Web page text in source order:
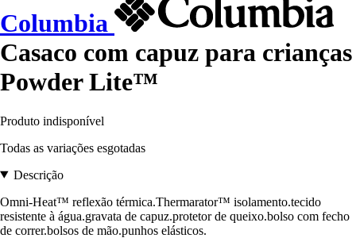
Columbia
Casaco com capuz para crianças
Powder Lite™
Produto indisponível
Todas as variações esgotadas
Descrição
Omni-Heat™ reflexão térmica.Thermarator™ isolamento.tecido
resistente à água.gravata de capuz.protetor de queixo.bolso com fecho
de correr.bolsos de mão.punhos elásticos.